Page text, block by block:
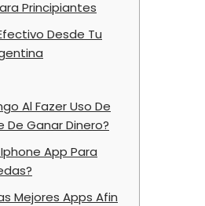
Principiantes
Desde Tu
Al Fazer Uso De
De Ganar Dinero?
App Para
Mejores Apps Afin